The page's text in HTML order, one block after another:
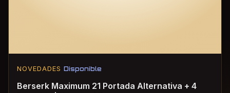
NOVEDADES Disponible
Berserk Maximum 21 Portada Alternativa + 4